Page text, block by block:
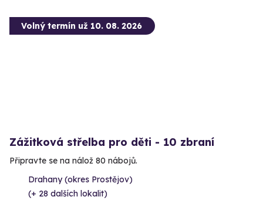
Volný termín už 10. 08. 2026
Zážitková střelba pro děti - 10 zbraní
Připravte se na nálož 80 nábojů.
Drahany (okres Prostějov)
(+ 28 dalších lokalit)